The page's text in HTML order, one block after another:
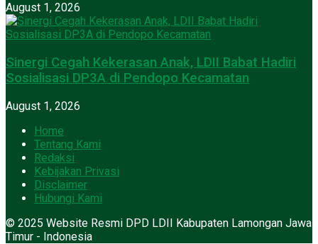
August 1, 2026
Sinergi Cegah Kekerasan Anak, LDII Babat Hadiri
Sosialisasi DP3A di Pendopo Kecamatan
August 1, 2026
Home
Tentang Kami
Redaksi
Kebijakan Privasi
Disclaimer
Hubungi Kami
© 2025 Website Resmi DPD LDII Kabupaten Lamongan Jawa
Timur - Indonesia